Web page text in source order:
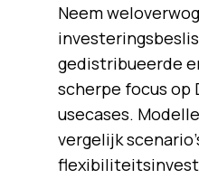
Neem
gedistribueerde
scherpe focus op
usecases.
vergelijk